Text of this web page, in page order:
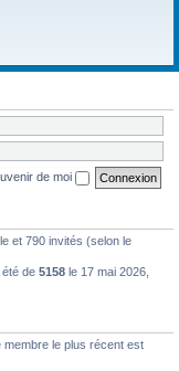
de moi
et 790 invités (selon le
été de 5158 le 17 mai 2026,
membre le plus récent est